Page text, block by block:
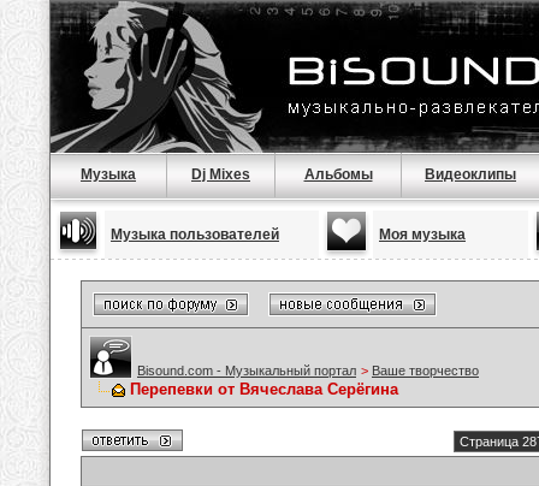
Музыка Dj Mixes Альбомы Видеоклипы
Музыка пользователей Моя музыка
Bisound.com - Музыкальный портал > Ваше творчество
Перепевки от Вячеслава Серёгина
Страница